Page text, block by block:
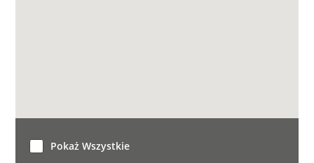
Pokaż Wszystkie